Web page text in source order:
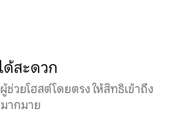
ด้สะดวก
ช่วยโฮสต์โดยตรง ให้สิทธิเข้าถึง
ากมาย